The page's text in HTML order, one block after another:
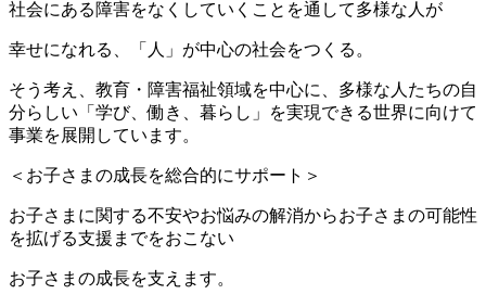
社会にある障害をなくしていくことを通して多様な人が
幸せになれる、「人」が中心の社会をつくる。
そう考え、教育・障害福祉領域を中心に、多様な人たちの自
分らしい「学び、働き、暮らし」を実現できる世界に向けて
事業を展開しています。
＜お子さまの成長を総合的にサポート＞
お子さまに関する不安やお悩みの解消からお子さまの可能性
を拡げる支援までをおこない
お子さまの成長を支えます。